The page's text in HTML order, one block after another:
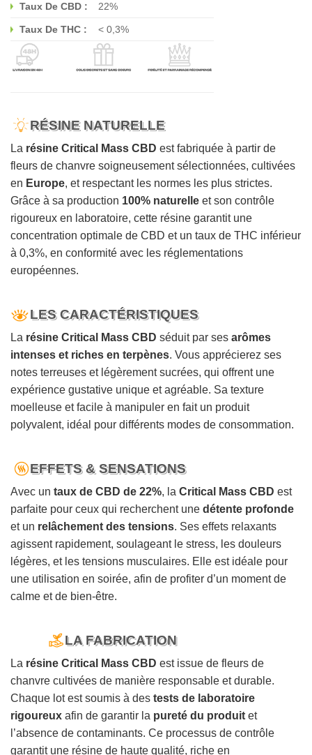
Taux De CBD : 22%
Taux De THC : < 0,3%
RÉSINE NATURELLE
La résine Critical Mass CBD est fabriquée à partir de
fleurs de chanvre soigneusement sélectionnées, cultivées
en Europe, et respectant les normes les plus strictes.
Grâce à sa production 100% naturelle et son contrôle
rigoureux en laboratoire, cette résine garantit une
concentration optimale de CBD et un taux de THC inférieur
à 0,3%, en conformité avec les réglementations
européennes.
LES CARACTÉRISTIQUES
La résine Critical Mass CBD séduit par ses arômes
intenses et riches en terpènes. Vous apprécierez ses
notes terreuses et légèrement sucrées, qui offrent une
expérience gustative unique et agréable. Sa texture
moelleuse et facile à manipuler en fait un produit
polyvalent, idéal pour différents modes de consommation.
EFFETS & SENSATIONS
Avec un taux de CBD de 22%, la Critical Mass CBD est
parfaite pour ceux qui recherchent une détente profonde
et un relâchement des tensions. Ses effets relaxants
agissent rapidement, soulageant le stress, les douleurs
légères, et les tensions musculaires. Elle est idéale pour
une utilisation en soirée, afin de profiter d’un moment de
calme et de bien-être.
LA FABRICATION
La résine Critical Mass CBD est issue de fleurs de
chanvre cultivées de manière responsable et durable.
Chaque lot est soumis à des tests de laboratoire
rigoureux afin de garantir la pureté du produit et
l’absence de contaminants. Ce processus de contrôle
garantit une résine de haute qualité, riche en